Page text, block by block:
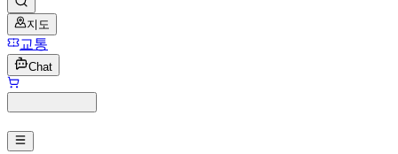
지도
교통
Chat